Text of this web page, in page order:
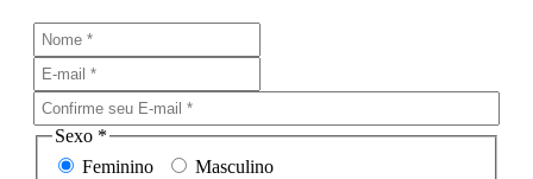
Sexo *
Feminino
Masculino